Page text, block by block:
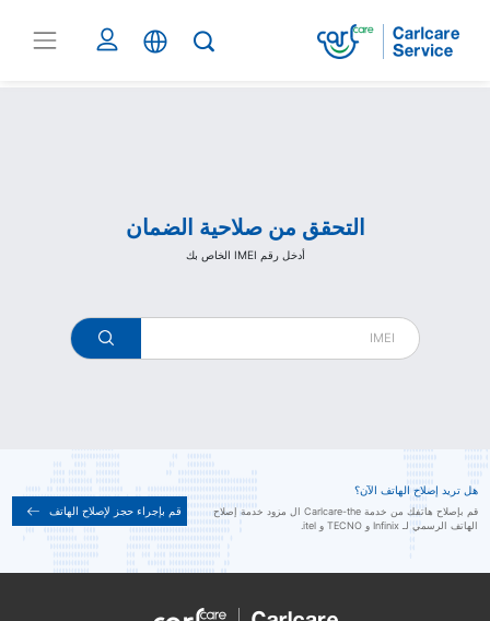
Carlcare
check
التحقق من صلاحية الضمان
أدخل رقم IMEI الخاص بك
هل تريد إصلاح الهاتف الآن؟
قم بإصلاح هاتفك من خدمة Carlcare-the ال مزود خدمة إصلاح
الهاتف الرسمي لـ Infinix و TECNO و itel.
قم بإجراء حجز لإصلاح الهاتف